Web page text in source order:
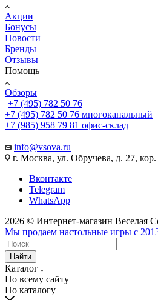
Акции
Бонусы
Новости
Бренды
Отзывы
Помощь
Обзоры
+7 (495) 782 50 76
+7 (495) 782 50 76 многоканальный
+7 (985) 958 79 81 офис-склад
info@vsova.ru
г. Москва, ул. Обручева, д. 27,
Вконтакте
Telegram
WhatsApp
2026 © Интернет-магазин Веселая
Мы продаем настольные игры с
Найти
Каталог
По всему сайту
По каталогу